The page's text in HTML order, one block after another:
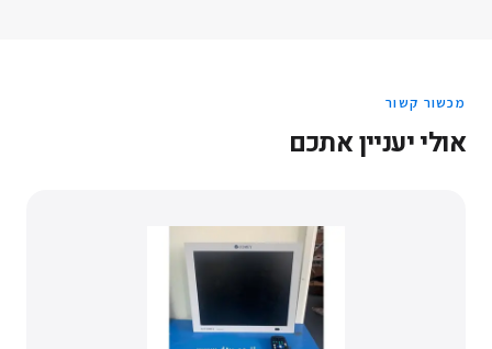
מכשור קשור
אולי יעניין אתכם